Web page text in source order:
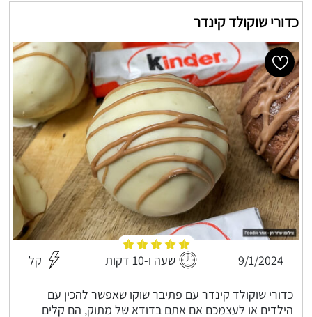
כדורי שוקולד קינדר
9/1/2024 שעה ו-10 דקות קל
כדורי שוקולד קינדר עם פתיבר שוקו שאפשר להכין עם
הילדים או לעצמכם אם אתם בדודא של מתוק, הם קלים